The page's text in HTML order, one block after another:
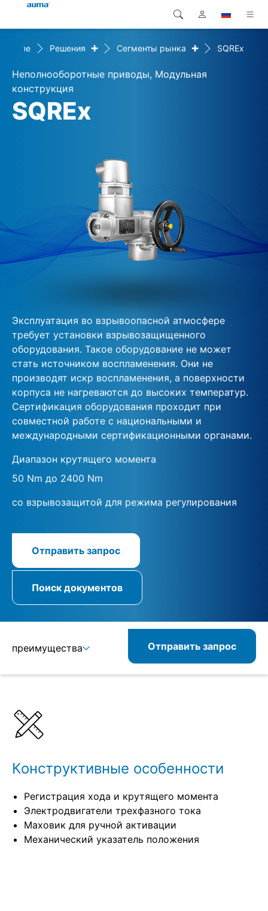
Продукция
Решения
Загрузки
Global
Европа
Азия и Тихий океан
Поиск
Home Решения + Сегменты рынка + SQREx
Неполнооборотные приводы, Модульная
конструкция
SQREx
Эксплуатация во взрывоопасной атмосфере
требует установки взрывозащищенного
оборудования. Такое оборудование не может
стать источником воспламенения. Они не
производят искр воспламенения, а поверхности
корпуса не нагреваются до высоких температур.
Сертификация оборудования проходит при
совместной работе с национальными и
международными сертификационными органами.
Диапазон крутящего момента
50 Nm до 2400 Nm
со взрывозащитой для режима регулирования
Отправить запрос
Поиск документов
преимущества
Комбинируемые изделия
Схожие изделия
Отправить запрос
Конструктивные особенности
Регистрация хода и крутящего момента
Электродвигатели трехфазного тока
Маховик для ручной активации
Механический указатель положения